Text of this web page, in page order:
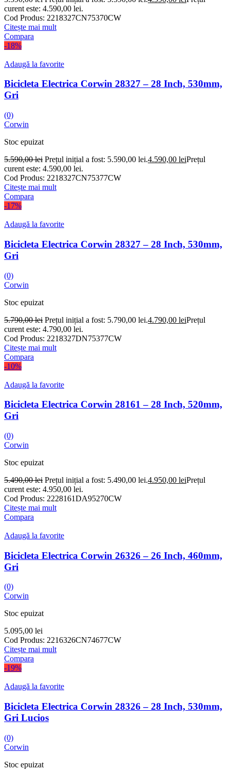
curent este: 4.590,00 lei.
Cod Produs: 2218327CN75370CW
Citește mai mult
Compara
-18%
Adaugă la favorite
Bicicleta Electrica Corwin 28327 – 28 Inch, 530mm,
Gri
(0)
Corwin
Stoc epuizat
5.590,00lei Prețul inițial a fost: 5.590,00 lei.4.590,00 leiPrețul
curent este: 4.590,00 lei.
Cod Produs: 2218327CN75377CW
Citește mai mult
Compara
-17%
Adaugă la favorite
Bicicleta Electrica Corwin 28327 – 28 Inch, 530mm,
Gri
(0)
Corwin
Stoc epuizat
5.790,00lei Prețul inițial a fost: 5.790,00 lei.4.790,00 leiPrețul
curent este: 4.790,00 lei.
Cod Produs: 2218327DN75377CW
Citește mai mult
Compara
-10%
Adaugă la favorite
Bicicleta Electrica Corwin 28161 – 28 Inch, 520mm,
Gri
(0)
Corwin
Stoc epuizat
5.490,00lei Prețul inițial a fost: 5.490,00 lei.4.950,00 leiPrețul
curent este: 4.950,00 lei.
Cod Produs: 2228161DA95270CW
Citește mai mult
Compara
Adaugă la favorite
Bicicleta Electrica Corwin 26326 – 26 Inch, 460mm,
Gri
(0)
Corwin
Stoc epuizat
5.095,00 lei
Cod Produs: 2216326CN74677CW
Citește mai mult
Compara
-19%
Adaugă la favorite
Bicicleta Electrica Corwin 28326 – 28 Inch, 530mm,
Gri Lucios
(0)
Corwin
Stoc epuizat